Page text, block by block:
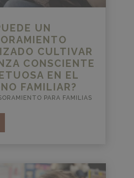
UN
CULTIVAR
CONSCIENTE
EN EL
FAMILIAR?
PARA FAMILIAS